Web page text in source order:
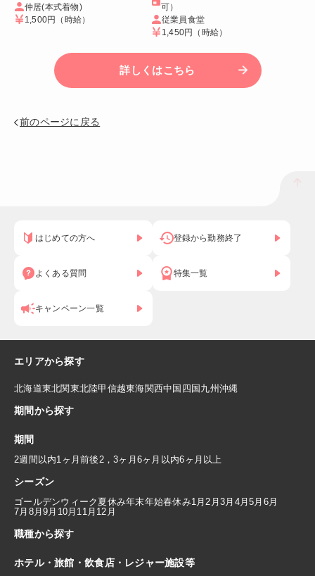
仲居(本式着物)
1,500円 （時給）
可）
従業員食堂
1,450円 （時給）
詳しくはこちら
前のページに戻る
はじめての方へ 登録から勤務終了
よくある質問 特集一覧
キャンペーン一覧
エリアから探す
北海道東北関東北陸甲信越東海関西中国 四国九州沖縄
期間から探す
期間
2週間以内1ヶ月前後 2，3ヶ月 6ヶ月以内6ヶ月以上
シーズン
ゴールデンウィーク 夏休み年末年始春休み1月 2月3月 4月5月 6月
7月 8月9月 10月 11月 12月
職種から探す
ホテル・旅館・飲食店・レジャー施設等